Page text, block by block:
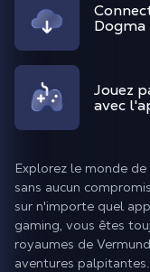
Dogma
Jouez
avec
Explorez le monde
sans aucun
sur n'importe quel
gaming, vous êtes
royaumes de
aventures palpitantes.